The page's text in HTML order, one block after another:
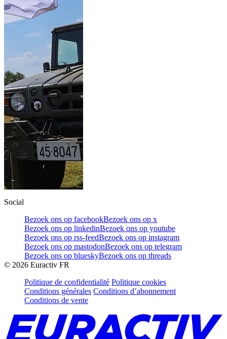
Social
Bezoek ons op facebookBezoek ons op x
Bezoek ons op linkedinBezoek ons op youtube
Bezoek ons op rss-feedBezoek ons op instagram
Bezoek ons op mastodonBezoek ons op telegram
Bezoek ons op blueskyBezoek ons op threads
© 2026 Euractiv FR
Politique de confidentialité Politique cookies
Conditions générales Conditions d’abonnement
Conditions de vente